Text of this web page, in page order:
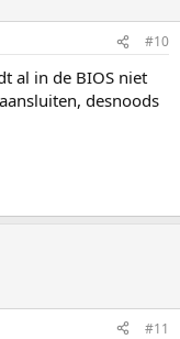
#10
al in de BIOS niet
desnoods
#11